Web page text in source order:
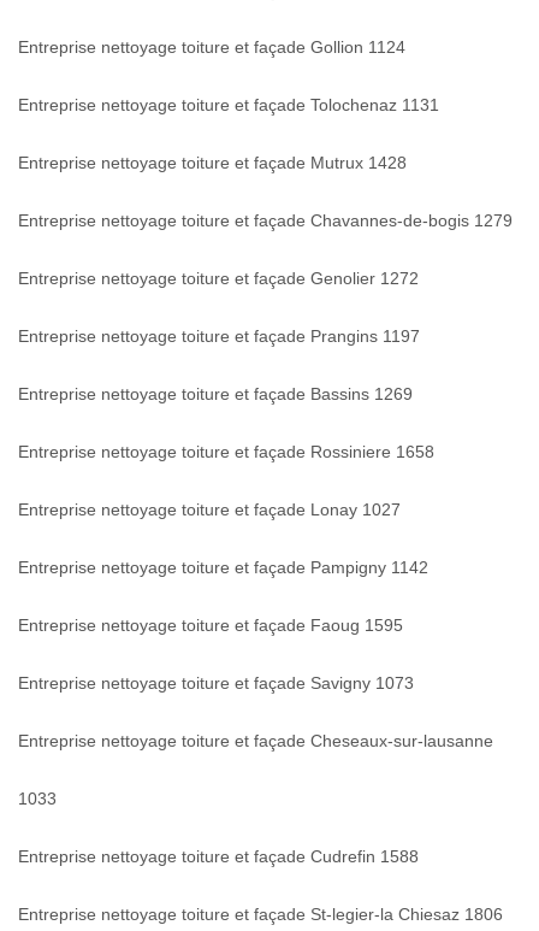
Entreprise nettoyage toiture et façade Gollion 1124
Entreprise nettoyage toiture et façade Tolochenaz 1131
Entreprise nettoyage toiture et façade Mutrux 1428
Entreprise nettoyage toiture et façade Chavannes-de-bogis 1279
Entreprise nettoyage toiture et façade Genolier 1272
Entreprise nettoyage toiture et façade Prangins 1197
Entreprise nettoyage toiture et façade Bassins 1269
Entreprise nettoyage toiture et façade Rossiniere 1658
Entreprise nettoyage toiture et façade Lonay 1027
Entreprise nettoyage toiture et façade Pampigny 1142
Entreprise nettoyage toiture et façade Faoug 1595
Entreprise nettoyage toiture et façade Savigny 1073
Entreprise nettoyage toiture et façade Cheseaux-sur-lausanne
1033
Entreprise nettoyage toiture et façade Cudrefin 1588
Entreprise nettoyage toiture et façade St-legier-la Chiesaz 1806